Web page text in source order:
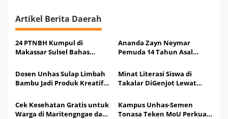
Artikel Berita Daerah
24 PTNBH Kumpul di
Makassar Sulsel Bahas
Pendidikan
Ananda Zayn Neymar
Pemuda 14 Tahun Asal
2026
Dosen Unhas Sulap Limbah
Bambu Jadi Produk Kreatif
Minat Literasi Siswa di
Takalar DiGenjot Lewat
Tematik
Cek Kesehatan Gratis untuk
Warga di Maritengngae dari
Kampus Unhas-Semen
Tonasa Teken MoU Perkuat